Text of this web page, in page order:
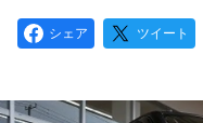
シェア ツイート